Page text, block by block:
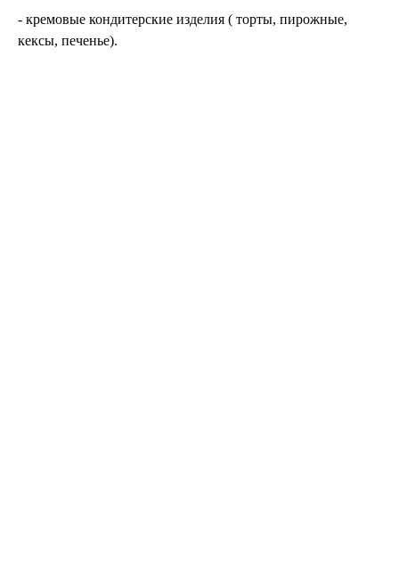
- кремовые кондитерские изделия ( торты, пирожные,
кексы, печенье).